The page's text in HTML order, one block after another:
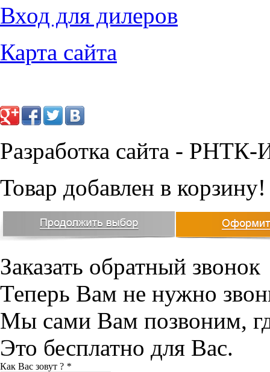
Вход для дилеров
Карта сайта
Разработка сайта - РНТК-
Товар добавлен в корзину!
Заказать обратный звонок
Теперь Вам не нужно
Мы сами Вам позвоним,
Это бесплатно для Вас.
Как Вас зовут ? *